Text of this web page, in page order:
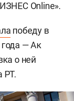
Online».
победу в
года — Ак
о ней
РТ.